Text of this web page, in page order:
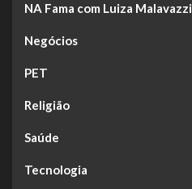
NA Fama com Luiza Malavazzi
Negócios
PET
Religião
Saúde
Tecnologia